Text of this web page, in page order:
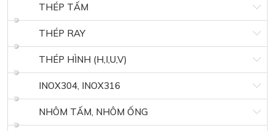
THÉP TẤM
THÉP RAY
THÉP HÌNH (H,I,U,V)
INOX304, INOX316
NHÔM TẤM, NHÔM ỐNG